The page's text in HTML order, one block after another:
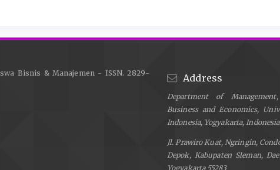
Bisnis & Manajemen - ISSN. 2829-
Address
Department of
Business and Economics,
Indonesia, Yogyakarta, Indonesia
Jl. Prawiro Kuat, Ngringin,
Depok, Kabupaten Sleman,
Yogyakarta 55283